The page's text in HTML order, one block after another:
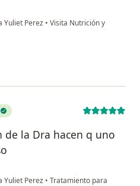
Yuliet Perez • Visita Nutrición y
de la Dra hacen q uno
Yuliet Perez • Tratamiento para